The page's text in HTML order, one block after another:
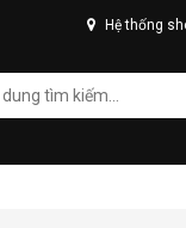
Hệ thống